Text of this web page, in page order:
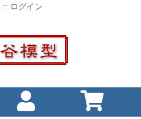
:: ログイン